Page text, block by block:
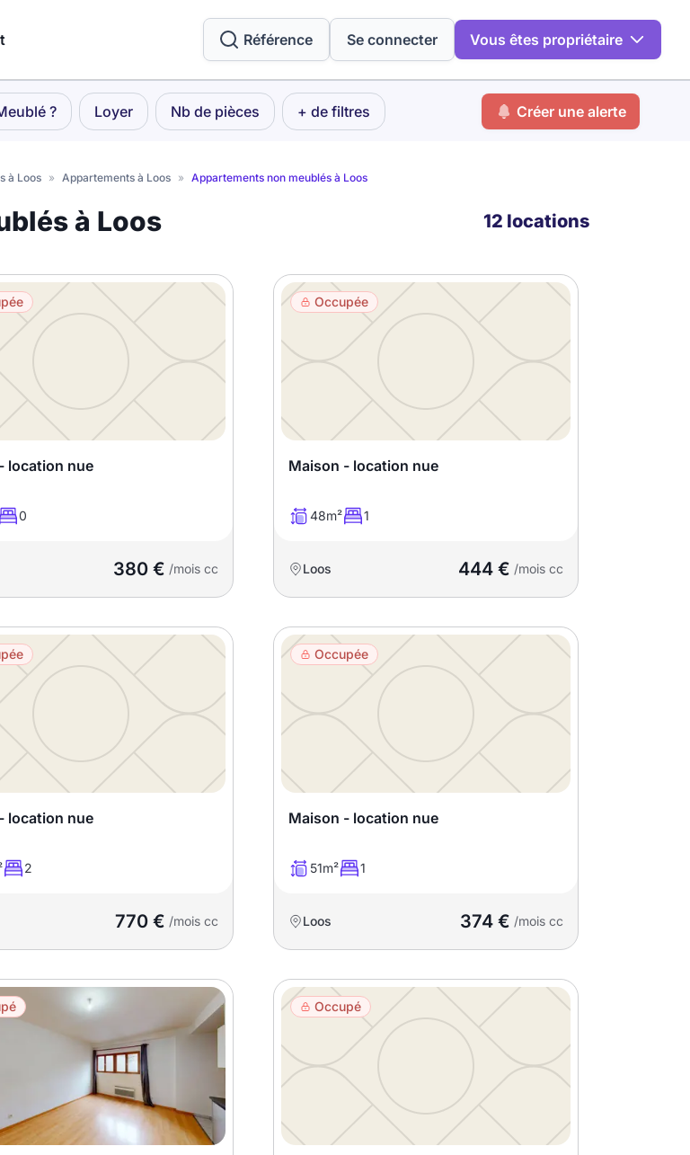
Référence Se connecter Vous êtes propriétaire
? Loyer Nb de pièces + de filtres Créer une alerte
à Loos » Appartements à Loos » Appartements non meublés à Loos
à Loos 12 locations
location nue
0
380 € /mois cc
Occupée
Maison - location nue
48m² 1
Loos 444 € /mois cc
location nue
2
770 € /mois cc
Occupée
Maison - location nue
51m² 1
Loos 374 € /mois cc
Occupé